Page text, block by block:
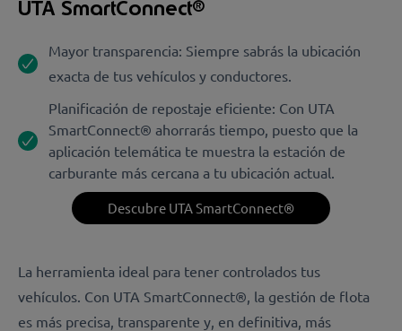
UTA SmartConnect®
Mayor transparencia: Siempre sabrás la ubicación
exacta de tus vehículos y conductores.
Planificación de repostaje eficiente: Con UTA
SmartConnect® ahorrarás tiempo, puesto que la
aplicación telemática te muestra la estación de
carburante más cercana a tu ubicación actual.
Descubre UTA SmartConnect®
La herramienta ideal para tener controlados tus
vehículos. Con UTA SmartConnect®, la gestión de flota
es más precisa, transparente y, en definitiva, más